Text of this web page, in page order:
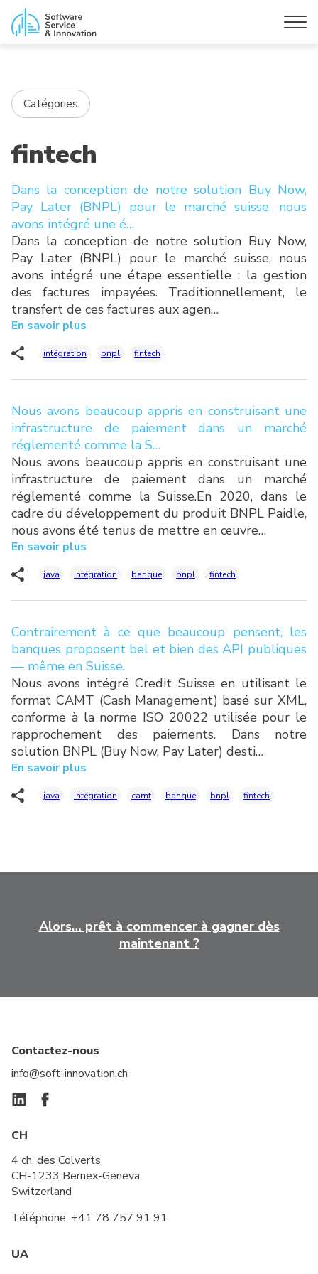
fintech
Dans la conception de notre solution Buy Now,
Pay Later (BNPL) pour le marché suisse, nous
avons intégré une é…
Dans la conception de notre solution Buy Now,
Pay Later (BNPL) pour le marché suisse, nous
avons intégré une étape essentielle : la gestion
des factures impayées. Traditionnellement, le
transfert de ces factures aux agen…
En savoir plus
intégration bnpl fintech
Nous avons beaucoup appris en construisant une
infrastructure de paiement dans un marché
réglementé comme la S…
Nous avons beaucoup appris en construisant une
infrastructure de paiement dans un marché
réglementé comme la Suisse.En 2020, dans le
cadre du développement du produit BNPL Paidle,
nous avons été tenus de mettre en œuvre…
En savoir plus
java intégration banque bnpl fintech
Contrairement à ce que beaucoup pensent, les
banques proposent bel et bien des API publiques
— même en Suisse.
Nous avons intégré Credit Suisse en utilisant le
format CAMT (Cash Management) basé sur XML,
conforme à la norme ISO 20022 utilisée pour le
rapprochement des paiements. Dans notre
solution BNPL (Buy Now, Pay Later) desti…
En savoir plus
java intégration camt banque bnpl fintech
Catégories
Alors… prêt à commencer à gagner dès
maintenant ?
Contactez-nous
info@soft-innovation.ch
CH
4 ch, des Colverts
CH-1233 Bernex-Geneva
Switzerland
Téléphone: +41 78 757 91 91
UA